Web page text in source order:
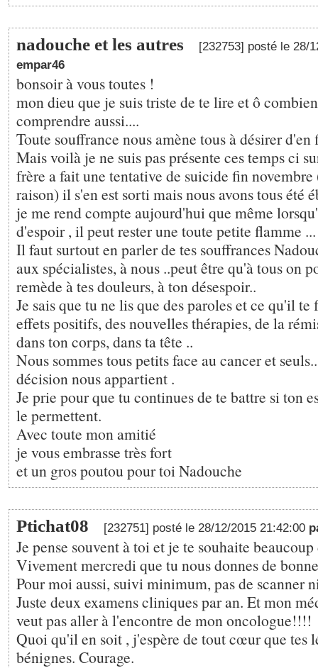
nadouche et les autres
[232753] posté le 28/
empar46
bonsoir à vous toutes !
mon dieu que je suis triste de te lire et ô
comprendre aussi....
Toute souffrance nous amène tous à désirer d'en
Mais voilà je ne suis pas présente ces temps ci
frère a fait une tentative de suicide fin
raison) il s'en est sorti mais nous avons tous été
je me rend compte aujourd'hui que même
d'espoir , il peut rester une toute petite flamme ...
Il faut surtout en parler de tes souffrances
aux spécialistes, à nous ..peut être qu'à tous on
remède à tes douleurs, à ton désespoir..
Je sais que tu ne lis que des paroles et ce qu'il te
effets positifs, des nouvelles thérapies, de la
dans ton corps, dans ta tête ..
Nous sommes tous petits face au cancer et
décision nous appartient .
Je prie pour que tu continues de te battre si ton
le permettent.
Avec toute mon amitié
je vous embrasse très fort
et un gros poutou pour toi Nadouche
Ptichat08 [232751] posté le 28/12/2015 21:42:00
Je pense souvent à toi et je te souhaite
Vivement mercredi que tu nous donnes de
Pour moi aussi, suivi minimum, pas de scanner
Juste deux examens cliniques par an. Et mon
veut pas aller à l'encontre de mon oncologue!!!!
Quoi qu'il en soit , j'espère de tout cœur que tes
bénignes. Courage.